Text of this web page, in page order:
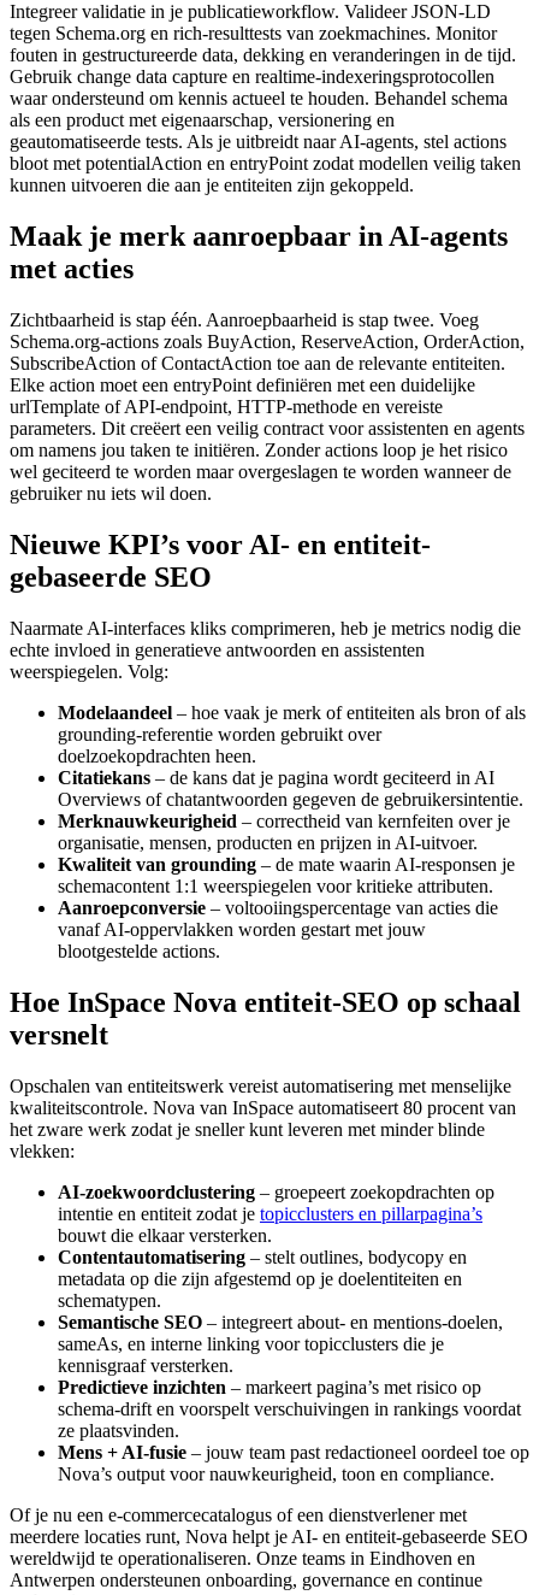
Integreer validatie in je publicatieworkflow. Valideer JSON-LD
tegen Schema.org en rich-resulttests van zoekmachines. Monitor
fouten in gestructureerde data, dekking en veranderingen in de tijd.
Gebruik change data capture en realtime-indexeringsprotocollen
waar ondersteund om kennis actueel te houden. Behandel schema
als een product met eigenaarschap, versionering en
geautomatiseerde tests. Als je uitbreidt naar AI-agents, stel actions
bloot met potentialAction en entryPoint zodat modellen veilig taken
kunnen uitvoeren die aan je entiteiten zijn gekoppeld.
Maak je merk aanroepbaar in AI-agents
met acties
Zichtbaarheid is stap één. Aanroepbaarheid is stap twee. Voeg
Schema.org-actions zoals BuyAction, ReserveAction, OrderAction,
SubscribeAction of ContactAction toe aan de relevante entiteiten.
Elke action moet een entryPoint definiëren met een duidelijke
urlTemplate of API-endpoint, HTTP-methode en vereiste
parameters. Dit creëert een veilig contract voor assistenten en agents
om namens jou taken te initiëren. Zonder actions loop je het risico
wel geciteerd te worden maar overgeslagen te worden wanneer de
gebruiker nu iets wil doen.
Nieuwe KPI’s voor AI- en entiteit-
gebaseerde SEO
Naarmate AI-interfaces kliks comprimeren, heb je metrics nodig die
echte invloed in generatieve antwoorden en assistenten
weerspiegelen. Volg:
Modelaandeel – hoe vaak je merk of entiteiten als bron of als
grounding-referentie worden gebruikt over
doelzoekopdrachten heen.
Citatiekans – de kans dat je pagina wordt geciteerd in AI
Overviews of chatantwoorden gegeven de gebruikersintentie.
Merknauwkeurigheid – correctheid van kernfeiten over je
organisatie, mensen, producten en prijzen in AI-uitvoer.
Kwaliteit van grounding – de mate waarin AI-responsen je
schemacontent 1:1 weerspiegelen voor kritieke attributen.
Aanroepconversie – voltooiingspercentage van acties die
vanaf AI-oppervlakken worden gestart met jouw
blootgestelde actions.
Hoe InSpace Nova entiteit-SEO op schaal
versnelt
Opschalen van entiteitswerk vereist automatisering met menselijke
kwaliteitscontrole. Nova van InSpace automatiseert 80 procent van
het zware werk zodat je sneller kunt leveren met minder blinde
vlekken:
AI-zoekwoordclustering – groepeert zoekopdrachten op
intentie en entiteit zodat je topicclusters en pillarpagina’s
bouwt die elkaar versterken.
Contentautomatisering – stelt outlines, bodycopy en
metadata op die zijn afgestemd op je doelentiteiten en
schematypen.
Semantische SEO – integreert about- en mentions-doelen,
sameAs, en interne linking voor topicclusters die je
kennisgraaf versterken.
Predictieve inzichten – markeert pagina’s met risico op
schema-drift en voorspelt verschuivingen in rankings voordat
ze plaatsvinden.
Mens + AI-fusie – jouw team past redactioneel oordeel toe op
Nova’s output voor nauwkeurigheid, toon en compliance.
Of je nu een e-commercecatalogus of een dienstverlener met
meerdere locaties runt, Nova helpt je AI- en entiteit-gebaseerde SEO
wereldwijd te operationaliseren. Onze teams in Eindhoven en
Antwerpen ondersteunen onboarding, governance en continue